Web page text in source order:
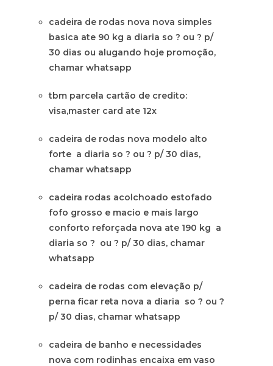
cadeira de rodas nova nova simples
basica ate 90 kg a diaria so ? ou ? p/
30 dias ou alugando hoje promoção,
chamar whatsapp
tbm parcela cartão de credito:
visa,master card ate 12x
cadeira de rodas nova modelo alto
forte a diaria so ? ou ? p/ 30 dias,
chamar whatsapp
cadeira rodas acolchoado estofado
fofo grosso e macio e mais largo
conforto reforçada nova ate 190 kg a
diaria so ? ou ? p/ 30 dias, chamar
whatsapp
cadeira de rodas com elevação p/
perna ficar reta nova a diaria so ? ou ?
p/ 30 dias, chamar whatsapp
cadeira de banho e necessidades
nova com rodinhas encaixa em vaso